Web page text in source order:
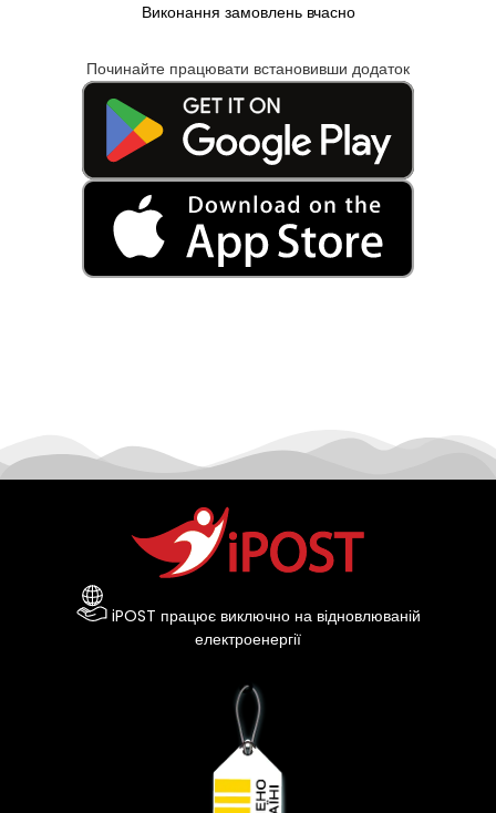
Виконання замовлень вчасно
Починайте працювати встановивши додаток
iPOST працює виключно на відновлюваній
електроенергії